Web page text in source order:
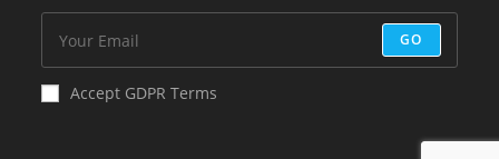
GO
Accept GDPR Terms